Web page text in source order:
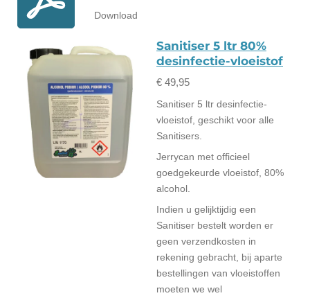
Download
Sanitiser 5 ltr 80%
desinfectie-vloeistof
€ 49,95
Sanitiser 5 ltr desinfectie-
vloeistof, geschikt voor alle
Sanitisers.
Jerrycan met officieel
goedgekeurde vloeistof, 80%
alcohol.
Indien u gelijktijdig een
Sanitiser bestelt worden er
geen verzendkosten in
rekening gebracht, bij aparte
bestellingen van vloeistoffen
moeten we wel